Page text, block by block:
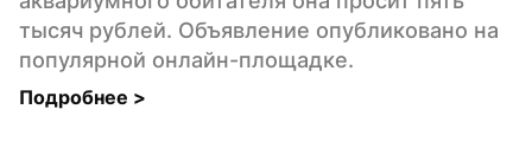
тысяч рублей. Объявление опубликовано на
популярной онлайн-площадке.
Подробнее >